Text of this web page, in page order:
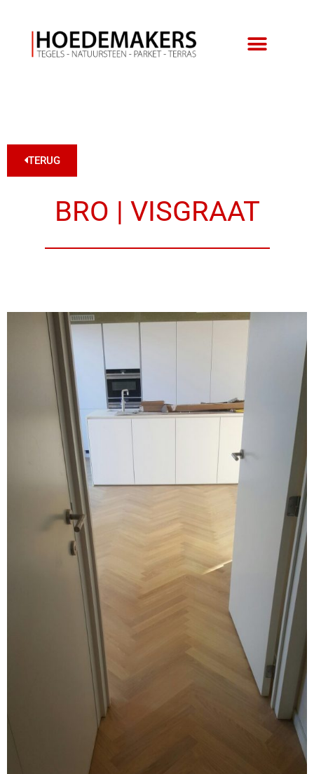
TERUG
BRO | VISGRAAT